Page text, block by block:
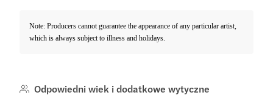
Note: Producers cannot guarantee the appearance of any particular artist,
which is always subject to illness and holidays.
Odpowiedni wiek i dodatkowe wytyczne